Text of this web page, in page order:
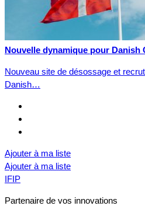
Nouvelle dynamique pour Danish
Nouveau site de désossage et
Danish…
Ajouter à ma liste
Ajouter à ma liste
IFIP
Partenaire de vos innovations